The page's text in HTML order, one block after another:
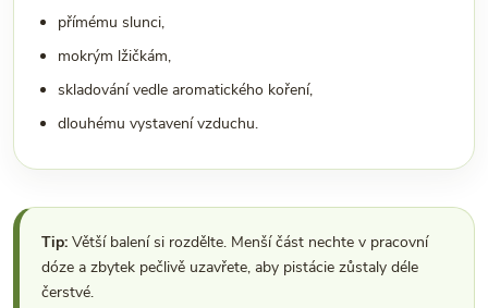
přímému slunci,
mokrým lžičkám,
skladování vedle aromatického koření,
dlouhému vystavení vzduchu.
Tip: Větší balení si rozdělte. Menší část nechte v pracovní
dóze a zbytek pečlivě uzavřete, aby pistácie zůstaly déle
čerstvé.